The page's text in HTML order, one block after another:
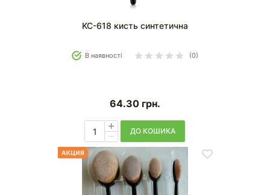
KC-618 кисть синтетична
В наявності (0)
64.30 грн.
ДО КОШИКА